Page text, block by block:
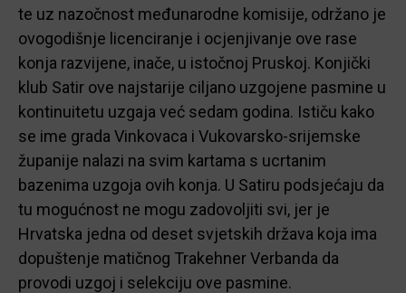
te uz nazočnost međunarodne komisije, održano je
ovogodišnje licenciranje i ocjenjivanje ove rase
konja razvijene, inače, u istočnoj Pruskoj. Konjički
klub Satir ove najstarije ciljano uzgojene pasmine u
kontinuitetu uzgaja već sedam godina. Ističu kako
se ime grada Vinkovaca i Vukovarsko-srijemske
županije nalazi na svim kartama s ucrtanim
bazenima uzgoja ovih konja. U Satiru podsjećaju da
tu mogućnost ne mogu zadovoljiti svi, jer je
Hrvatska jedna od deset svjetskih država koja ima
dopuštenje matičnog Trakehner Verbanda da
provodi uzgoj i selekciju ove pasmine.